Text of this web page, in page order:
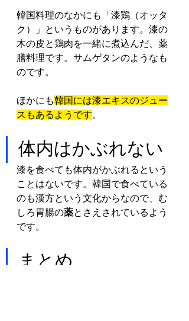
韓国料理のなかにも「漆鶏（オッタ
ク）」というものがあります。漆の
木の皮と鶏肉を一緒に煮込んだ、薬
膳料理です。サムゲタンのようなも
のです。
ほかにも韓国には漆エキスのジュー
スもあるようです。
体内はかぶれない
漆を食べても体内がかぶれるという
ことはないです。韓国で食べている
のも漢方という文化からなので、む
しろ胃腸の薬とさえされているよう
です。
まとめ